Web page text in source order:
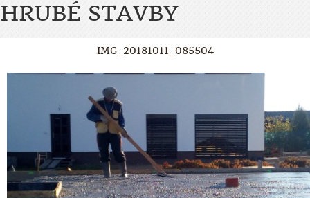
HRUBÉ STAVBY
IMG_20181011_085504